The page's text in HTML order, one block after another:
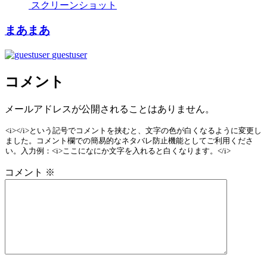
スクリーンショット
まあまあ
guestuser
コメント
メールアドレスが公開されることはありません。
<i></i>という記号でコメントを挟むと、文字の色が白くなるように変更し
ました。コメント欄での簡易的なネタバレ防止機能としてご利用くださ
い。入力例：<i>ここになにか文字を入れると白くなります。</i>
コメント ※